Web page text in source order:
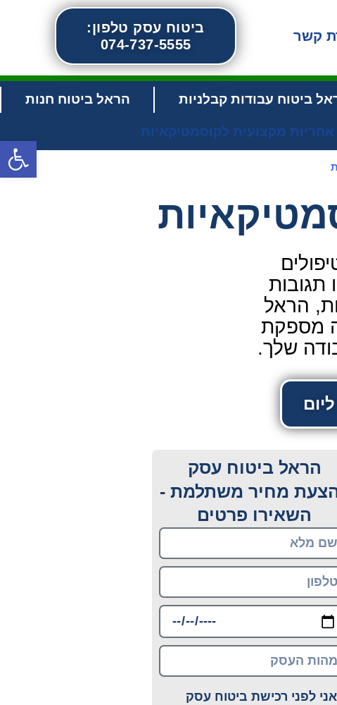
קשר
ביטוח עסק טלפון:
074-737-5555
ביטוח עבודות קבלניות הראל ביטוח חנות
מקצועית לקוסמטיקאיות
תגובות
הראל
מספקת
שלך.
הראל ביטוח עסק
מחיר משתלמת -
השאירו פרטים
אני לפני רכישת ביטוח עסק
פתח